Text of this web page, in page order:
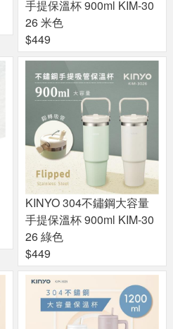
手提保溫杯 900ml KIM-30
26 米色
$449
KINYO 304不鏽鋼大容量
手提保溫杯 900ml KIM-30
26 綠色
$449